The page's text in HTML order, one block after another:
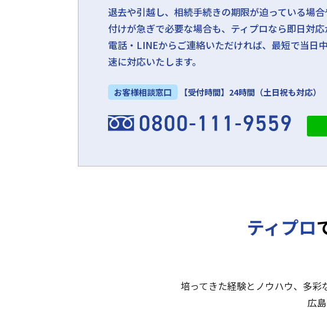
退去や引越し、相続手続きの期限が迫っている場
付けが急ぎで必要な場合も、ティプロなら即日対
電話・LINEからご連絡いただければ、最短で当日
速に対応いたします。
お客様相談窓口 【受付時間】 24時間（土日祝も対応）
ティプロ
培ってきた経験とノウハウ、多
広